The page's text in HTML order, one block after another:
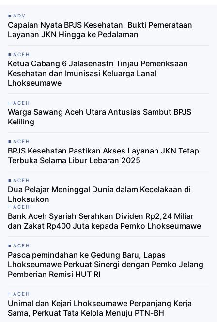
ADV
Capaian Nyata BPJS Kesehatan, Bukti Pemerataan
Layanan JKN Hingga ke Pedalaman
ACEH
Ketua Cabang 6 Jalasenastri Tinjau Pemeriksaan
Kesehatan dan Imunisasi Keluarga Lanal
Lhokseumawe
ACEH
Warga Sawang Aceh Utara Antusias Sambut BPJS
Keliling
ACEH
BPJS Kesehatan Pastikan Akses Layanan JKN Tetap
Terbuka Selama Libur Lebaran 2025
ACEH
Dua Pelajar Meninggal Dunia dalam Kecelakaan di
Lhoksukon
ACEH
Bank Aceh Syariah Serahkan Dividen Rp2,24 Miliar
dan Zakat Rp400 Juta kepada Pemko Lhokseumawe
ACEH
Pasca pemindahan ke Gedung Baru, Lapas
Lhokseumawe Perkuat Sinergi dengan Pemko Jelang
Pemberian Remisi HUT RI
ACEH
Unimal dan Kejari Lhokseumawe Perpanjang Kerja
Sama, Perkuat Tata Kelola Menuju PTN-BH